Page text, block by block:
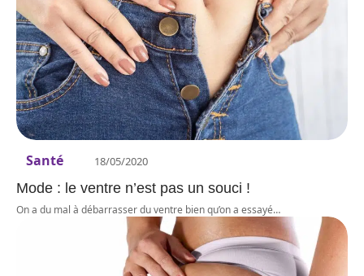
Santé 18/05/2020
Mode : le ventre n’est pas un souci !
On a du mal à débarrasser du ventre bien qu’on a essayé…